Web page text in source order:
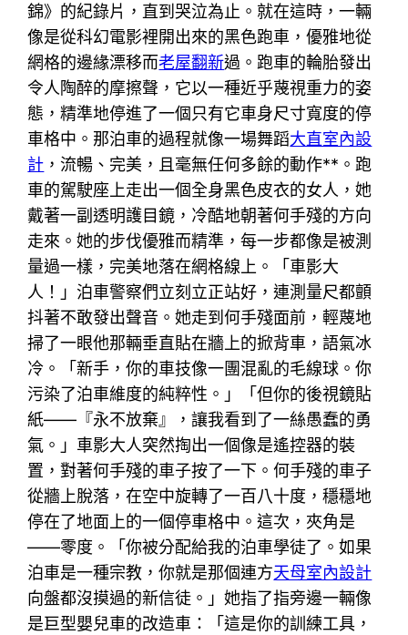
錦》的紀錄片，直到哭泣為止。就在這時，一輛
像是從科幻電影裡開出來的黑色跑車，優雅地從
網格的邊緣漂移而老屋翻新過。跑車的輪胎發出
令人陶醉的摩擦聲，它以一種近乎蔑視重力的姿
態，精準地停進了一個只有它車身尺寸寬度的停
車格中。那泊車的過程就像一場舞蹈大直室內設
計 ，流暢、完美，且毫無任何多餘的動作**。跑
車的駕駛座上走出一個全身黑色皮衣的女人，她
戴著一副透明護目鏡，冷酷地朝著何手殘的方向
走來。她的步伐優雅而精準，每一步都像是被測
量過一樣，完美地落在網格線上。「車影大
人！」泊車警察們立刻立正站好，連測量尺都顫
抖著不敢發出聲音。她走到何手殘面前，輕蔑地
掃了一眼他那輛垂直貼在牆上的掀背車，語氣冰
冷。「新手，你的車技像一團混亂的毛線球。你
污染了泊車維度的純粹性。」「但你的後視鏡貼
紙——『永不放棄』，讓我看到了一絲愚蠢的勇
氣。」車影大人突然掏出一個像是遙控器的裝
置，對著何手殘的車子按了一下。何手殘的車子
從牆上脫落，在空中旋轉了一百八十度，穩穩地
停在了地面上的一個停車格中。這次，夾角是
——零度。「你被分配給我的泊車學徒了。如果
泊車是一種宗教，你就是那個連方天母室內設計
向盤都沒摸過的新信徒。」她指了指旁邊一輛像
是巨型嬰兒車的改造車：「這是你的訓練工具，